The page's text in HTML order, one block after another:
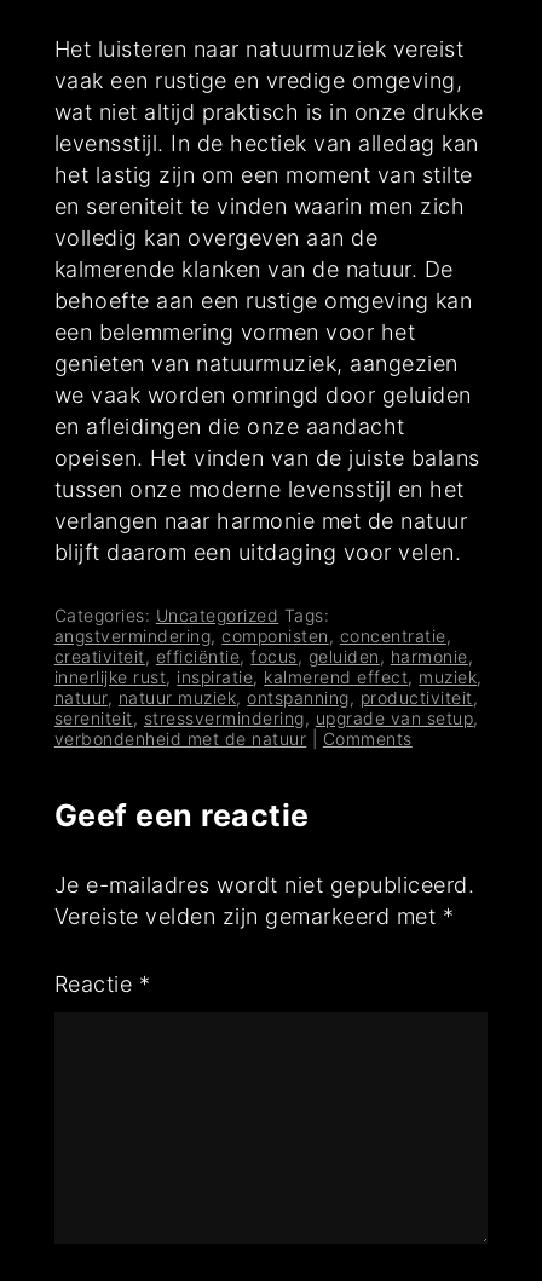
Het luisteren naar natuurmuziek vereist
vaak een rustige en vredige omgeving,
wat niet altijd praktisch is in onze drukke
levensstijl. In de hectiek van alledag kan
het lastig zijn om een moment van stilte
en sereniteit te vinden waarin men zich
volledig kan overgeven aan de
kalmerende klanken van de natuur. De
behoefte aan een rustige omgeving kan
een belemmering vormen voor het
genieten van natuurmuziek, aangezien
we vaak worden omringd door geluiden
en afleidingen die onze aandacht
opeisen. Het vinden van de juiste balans
tussen onze moderne levensstijl en het
verlangen naar harmonie met de natuur
blijft daarom een uitdaging voor velen.
Categories: Uncategorized Tags:
angstvermindering,componisten , concentratie,
creativiteit , efficiëntie,focus, geluiden , harmonie,
innerlijke rust, inspiratie, kalmerend effect, muziek,
natuur, natuur muziek,ontspanning, productiviteit ,
sereniteit , stressvermindering, upgrade van setup,
verbondenheid met de natuur
Comments
Geef een reactie
Je e-mailadres wordt niet gepubliceerd.
Vereiste velden zijn gemarkeerd met *
Reactie *